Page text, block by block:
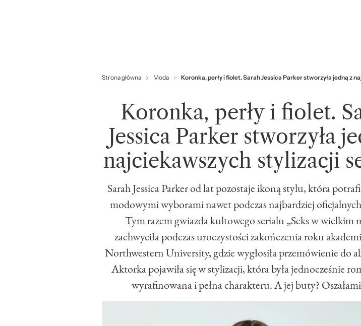
Strona główna Moda Koronka, perły i fiolet. Sarah Jessica Parker stworzyła jedną z
Koronka, perły i fiolet.
Jessica Parker stworzyła
najciekawszych stylizacji
Sarah Jessica Parker od lat pozostaje ikoną stylu, która
modowymi wyborami nawet podczas najbardziej
Tym razem gwiazda kultowego serialu „Seks w wielkim
zachwyciła podczas uroczystości zakończenia roku
Northwestern University, gdzie wygłosiła przemówienie do
Aktorka pojawiła się w stylizacji, która była jednocześnie
wyrafinowana i pełna charakteru. A jej buty?